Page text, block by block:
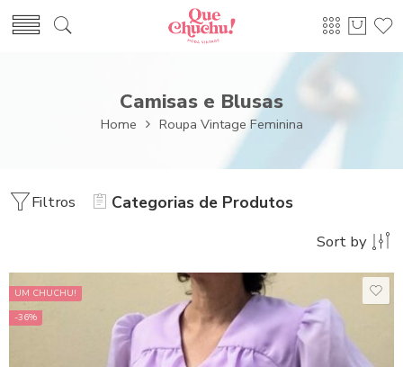
Camisas e Blusas
Home Roupa Vintage Feminina
Filtros Categorias de Produtos
Sort by
UM CHUCHU!
-36%